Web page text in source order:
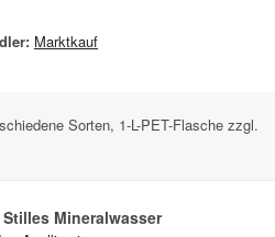
Marktkauf
Sorten, 1-L-PET-Flasche zzgl.
Stilles Mineralwasser